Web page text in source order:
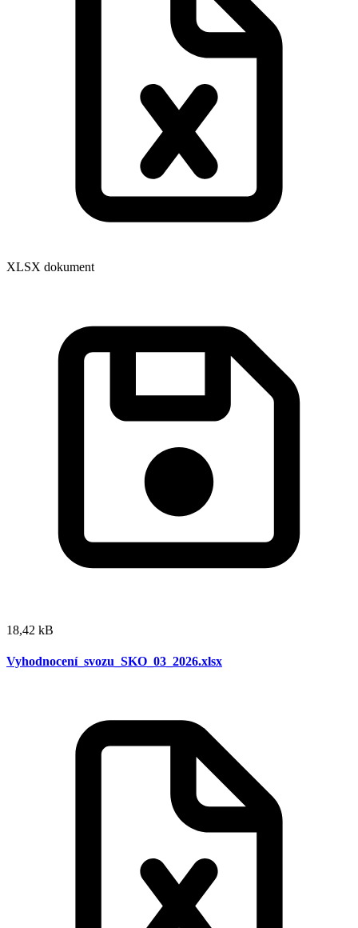
XLSX dokument
18,42 kB
Vyhodnocení_svozu_SKO_03_2026.xlsx